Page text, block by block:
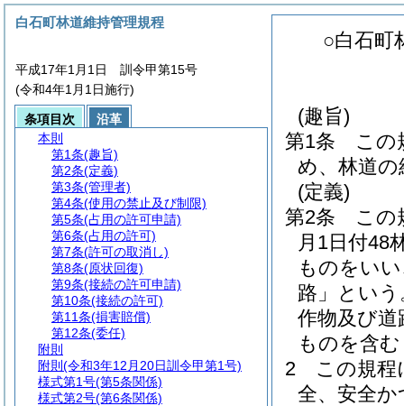
○白石町
(趣旨)
第1条
この
め、林道
(定義)
第2条
この
月1日付48
ものをい
路」という
作物及び
ものを含
2
この規程
全、安全
白石町林道維持管理規程
平成17年1月1日 訓令甲第15号
(令和4年1月1日施行)
条項目次
沿革
本則
第1条(趣旨)
第2条(定義)
第3条(管理者)
第4条(使用の禁止及び制限)
第5条(占用の許可申請)
第6条(占用の許可)
第7条(許可の取消し)
第8条(原状回復)
第9条(接続の許可申請)
第10条(接続の許可)
第11条(損害賠償)
第12条(委任)
附則
附則 (令和3年12月20日訓令甲第1号)
様式第1号(第5条関係)
様式第2号(第6条関係)